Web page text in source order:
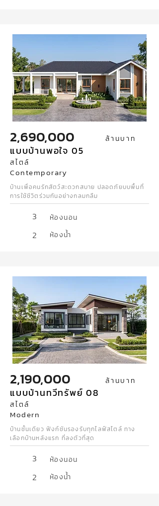
2,690,000 ล้านบาท
แบบบ้านพอใจ 05
สไตล์
Contemporary
บ้านเพื่อคนรักสัตว์สะดวกสบาย ปลอดภัยบบพื้นที่
การใช้ชีวิตร่วมกันอย่างกลมกลืม
3 ห้องนอน
2 ห้องน้ำ
2,190,000 ล้านบาท
แบบบ้านทวีทรัพย์ 08
สไตล์
Modern
บ้านชั้นเดียว ฟังก์ชันรองรับทุกไลฟ์สไตล์ ทาง
เลือกบ้านหลังแรก ที่ลงตัวที่สุด
3 ห้องนอน
2 ห้องน้ำ